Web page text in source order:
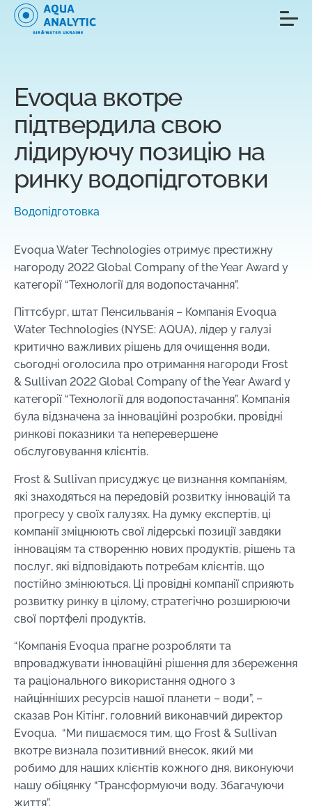
Evoqua вкотре
підтвердила свою
лідируючу позицію на
ринку водопідготовки
Водопідготовка
Evoqua Water Technologies отримує престижну
нагороду 2022 Global Company of the Year Award у
категорії “Технології для водопостачання”.
Піттсбург, штат Пенсильванія – Компанія Evoqua
Water Technologies (NYSE: AQUA), лідер у галузі
критично важливих рішень для очищення води,
сьогодні оголосила про отримання нагороди Frost
& Sullivan 2022 Global Company of the Year Award у
категорії “Технології для водопостачання”. Компанія
була відзначена за інноваційні розробки, провідні
ринкові показники та неперевершене
обслуговування клієнтів.
Frost & Sullivan присуджує це визнання компаніям,
які знаходяться на передовій розвитку інновацій та
прогресу у своїх галузях. На думку експертів, ці
компанії зміцнюють свої лідерські позиції завдяки
інноваціям та створенню нових продуктів, рішень та
послуг, які відповідають потребам клієнтів, що
постійно змінюються. Ці провідні компанії сприяють
розвитку ринку в цілому, стратегічно розширюючи
свої портфелі продуктів.
“Компанія Evoqua прагне розробляти та
впроваджувати інноваційні рішення для збереження
та раціонального використання одного з
найцінніших ресурсів нашої планети – води”, –
сказав Рон Кітінг, головний виконавчий директор
Evoqua. “Ми пишаємося тим, що Frost & Sullivan
вкотре визнала позитивний внесок, який ми
робимо для наших клієнтів кожного дня, виконуючи
нашу обіцянку “Трансформуючи воду. Збагачуючи
життя”.